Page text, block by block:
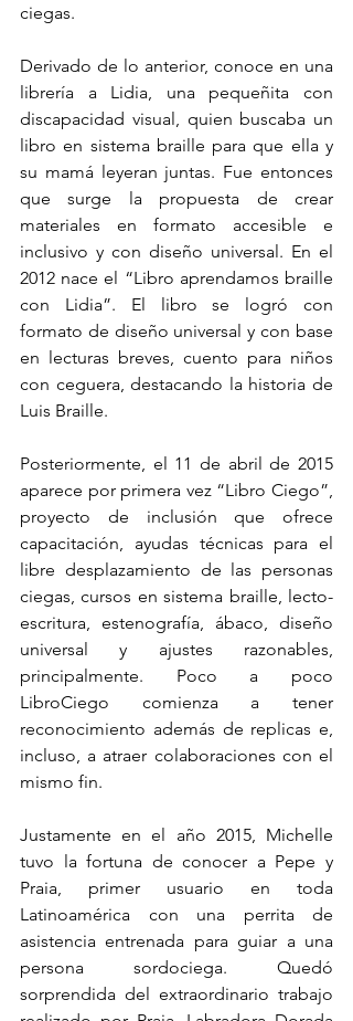
ciegas.
Derivado de lo anterior, conoce en una
librería a Lidia, una pequeñita con
discapacidad visual, quien buscaba un
libro en sistema braille para que ella y
su mamá leyeran juntas. Fue entonces
que surge la propuesta de crear
materiales en formato accesible e
inclusivo y con diseño universal. En el
2012 nace el “Libro aprendamos braille
con Lidia”. El libro se logró con
formato de diseño universal y con base
en lecturas breves, cuento para niños
con ceguera, destacando la historia de
Luis Braille.
Posteriormente, el 11 de abril de 2015
aparece por primera vez “Libro Ciego”,
proyecto de inclusión que ofrece
capacitación, ayudas técnicas para el
libre desplazamiento de las personas
ciegas, cursos en sistema braille, lecto-
escritura, estenografía, ábaco, diseño
universal y ajustes razonables,
principalmente. Poco a poco
LibroCiego comienza a tener
reconocimiento además de replicas e,
incluso, a atraer colaboraciones con el
mismo fin.
Justamente en el año 2015, Michelle
tuvo la fortuna de conocer a Pepe y
Praia, primer usuario en toda
Latinoamérica con una perrita de
asistencia entrenada para guiar a una
persona sordociega. Quedó
sorprendida del extraordinario trabajo